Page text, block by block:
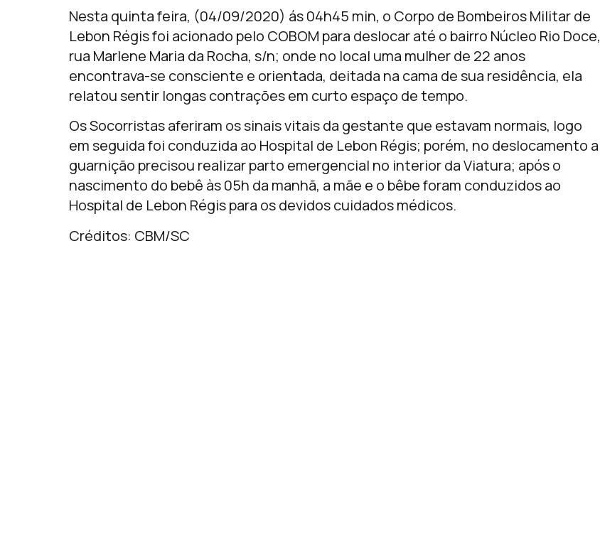
Nesta quinta feira, (04/09/2020) ás 04h45 min, o Corpo de Bombeiros Militar de
Lebon Régis foi acionado pelo COBOM para deslocar até o bairro Núcleo Rio Doce,
rua Marlene Maria da Rocha, s/n; onde no local uma mulher de 22 anos
encontrava-se consciente e orientada, deitada na cama de sua residência, ela
relatou sentir longas contrações em curto espaço de tempo.
Os Socorristas aferiram os sinais vitais da gestante que estavam normais, logo
em seguida foi conduzida ao Hospital de Lebon Régis; porém, no deslocamento a
guarnição precisou realizar parto emergencial no interior da Viatura; após o
nascimento do bebê às 05h da manhã, a mãe e o bêbe foram conduzidos ao
Hospital de Lebon Régis para os devidos cuidados médicos.
Créditos: CBM/SC